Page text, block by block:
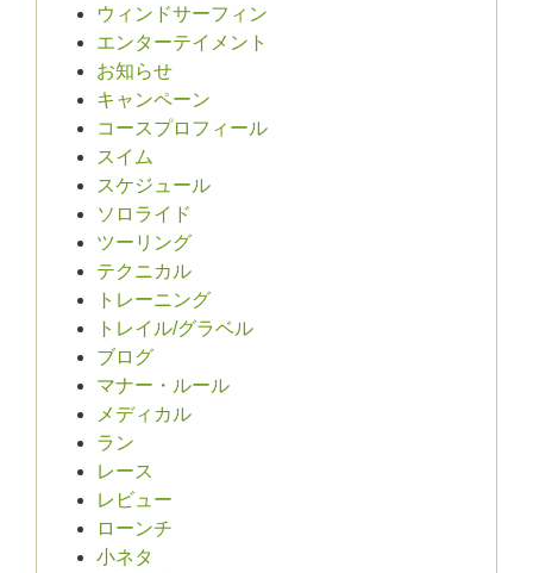
ウィンドサーフィン
エンターテイメント
お知らせ
キャンペーン
コースプロフィール
スイム
スケジュール
ソロライド
ツーリング
テクニカル
トレーニング
トレイル/グラベル
ブログ
マナー・ルール
メディカル
ラン
レース
レビュー
ローンチ
小ネタ